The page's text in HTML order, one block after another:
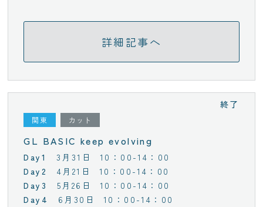
詳細記事へ
関東 カット
GL BASIC keep evolving
終了
3月31日
10：00-14：00
4月21日
10：00-14：00
5月26日
10：00-14：00
6月30日
10：00-14：00